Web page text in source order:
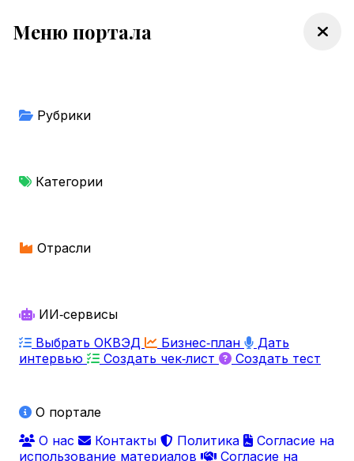
Меню портала
Рубрики
Категории
Отрасли
ИИ‑сервисы
Выбрать ОКВЭД
Бизнес‑план
Дать
интервью
Создать чек‑лист Создать тест
О портале
О нас
Контакты Политика
Согласие на
использование материалов
Согласие на